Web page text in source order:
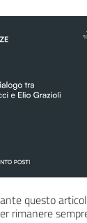
questo
rimanere